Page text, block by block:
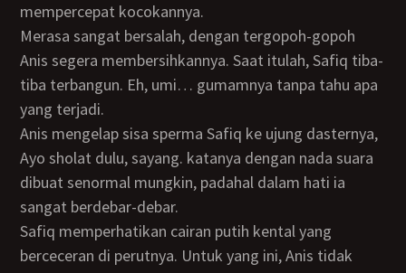
mempercepat kocokannya.
Merasa sangat bersalah, dengan tergopoh-gopoh
Anis segera membersihkannya. Saat itulah, Safiq tiba-
tiba terbangun. Eh, umi… gumamnya tanpa tahu apa
yang terjadi.
Anis mengelap sisa sperma Safiq ke ujung dasternya,
Ayo sholat dulu, sayang. katanya dengan nada suara
dibuat senormal mungkin, padahal dalam hati ia
sangat berdebar-debar.
Safiq memperhatikan cairan putih kental yang
berceceran di perutnya. Untuk yang ini, Anis tidak